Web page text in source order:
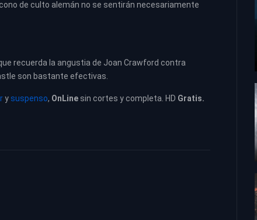
de culto alemán no se sentirán necesariamente
recuerda la angustia de Joan Crawford contra
son bastante efectivas.
ysuspenso, OnLine sin cortes y completa. HD Gratis.